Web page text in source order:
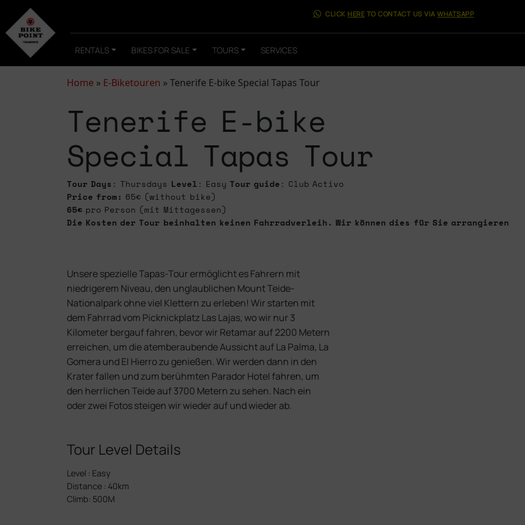
CLICK HERE TO CONTACT US VIAWHATSAPP
RENTALS BIKES FOR SALE TOURS SERVICES
Home » E-Biketouren » Tenerife E-bike Special Tapas Tour
Tenerife E-bike
Special Tapas Tour
Tour Days : Thursdays Level: Easy Tour guide: Club Activo
Price from: 65€ (without bike)
65€ pro Person (mit Mittagessen)
Die Kosten der Tour beinhalten keinen Fahrradverleih. Wir können dies für Sie arrangieren
Unsere spezielle Tapas-Tour ermöglicht es Fahrern mit
niedrigerem Niveau, den unglaublichen Mount Teide-
Nationalpark ohne viel Klettern zu erleben! Wir starten mit
dem Fahrrad vom Picknickplatz Las Lajas, wo wir nur 3
Kilometer bergauf fahren, bevor wir Retamar auf 2200 Metern
erreichen, um die atemberaubende Aussicht auf La Palma, La
Gomera und El Hierro zu genießen. Wir werden dann in den
Krater fallen und zum berühmten Parador Hotel fahren, um
den herrlichen Teide auf 3700 Metern zu sehen. Nach ein
oder zwei Fotos steigen wir wieder auf und wieder ab.
Tour Level Details
Level : Easy
Distance : 40km
Climb: 500M